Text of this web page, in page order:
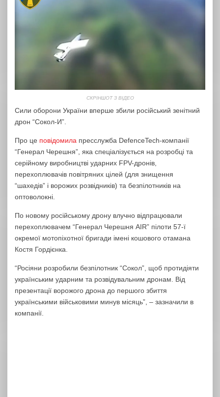
СКРІНШОТ З ВІДЕО
Сили оборони України вперше збили російський зенітний
дрон “Сокол-И”.
Про це повідомила пресслужба DefenceTech-компанії
“Генерал Черешня”, яка спеціалізується на розробці та
серійному виробництві ударних FPV-дронів,
перехоплювачів повітряних цілей (для знищення
“шахедів” і ворожих розвідників) та безпілотників на
оптоволокні.
По новому російському дрону влучно відпрацювали
перехоплювачем “Генерал Черешня AIR” пілоти 57-ї
окремої мотопіхотної бригади імені кошового отамана
Костя Гордієнка.
“Росіяни розробили безпілотник “Сокол”, щоб протидіяти
українським ударним та розвідувальним дронам. Від
презентації ворожого дрона до першого збиття
українськими військовими минув місяць”, – зазначили в
компанії.